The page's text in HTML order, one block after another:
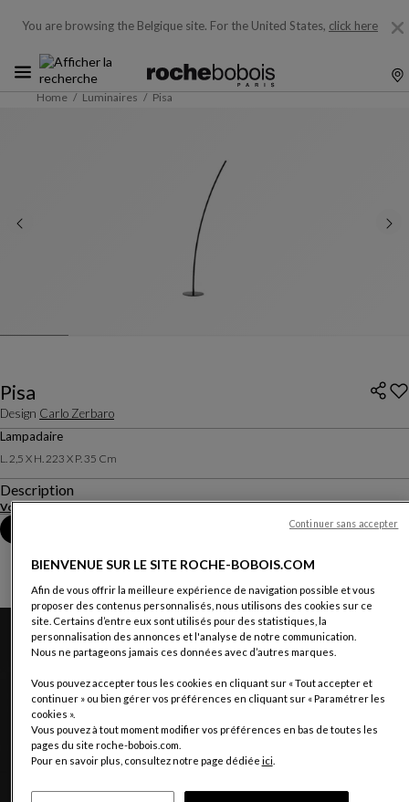
You are browsing the Belgique site. For the United States, click here
Home Luminaires Pisa
Pisa
Design Carlo Zerbaro
Lampadaire
L. 2,5 X H. 223 X P. 35 Cm
Description
Voir plus
Prendre rendez-vous en magasin
BIENVENUE SUR LE SITE ROCHE-BOBOIS.COM
Afin de vous offrir la meilleure expérience de navigation possible et vous
proposer des contenus personnalisés, nous utilisons des cookies sur ce
site. Certains d’entre eux sont utilisés pour des statistiques, la
personnalisation des annonces et l'analyse de notre communication.
Nous ne partageons jamais ces données avec d’autres marques.
Vous pouvez accepter tous les cookies en cliquant sur « Tout accepter et
continuer » ou bien gérer vos préférences en cliquant sur « Paramétrer les
cookies ».
Vous pouvez à tout moment modifier vos préférences en bas de toutes les
pages du site roche-bobois.com.
Pour en savoir plus, consultez notre page dédiée ici.
Continuer sans accepter